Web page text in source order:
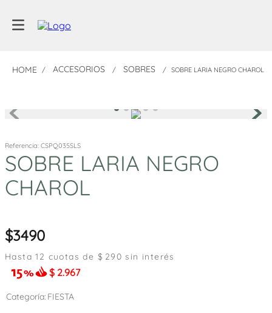
ACCESORIOS SOBRES SOBRE LARIA NEGRO CHAROL
Referencia: CSPQ035SLS
SOBRE LARIA NEGRO
CHAROL
3490
Hasta12 cuotas de $ 290 sin interés
$ 2.967
Categoría FIESTA